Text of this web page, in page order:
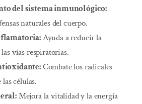
del sistema inmunológico:
naturales del cuerpo.
Ayuda a reducir la
vías respiratorias.
Combate los radicales
células.
Mejora la vitalidad y la energía